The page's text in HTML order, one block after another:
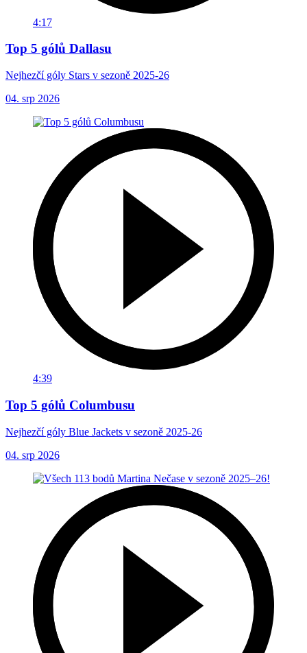
4:17
Top 5 gólů Dallasu
Nejhezčí góly Stars v sezoně 2025-26
04. srp 2026
4:39
Top 5 gólů Columbusu
Nejhezčí góly Blue Jackets v sezoně 2025-26
04. srp 2026